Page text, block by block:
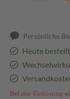
Persönliche
Heute
Bei der Einlösung